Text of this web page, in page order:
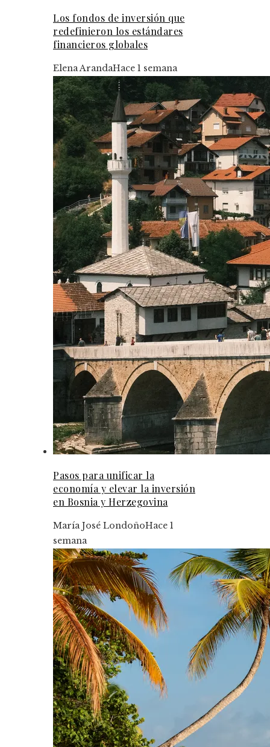
Los fondos de inversión que
redefinieron los estándares
financieros globales
Elena ArandaHace 1 semana
Pasos para unificar la
economía y elevar la inversión
en Bosnia y Herzegovina
María José LondoñoHace 1
semana